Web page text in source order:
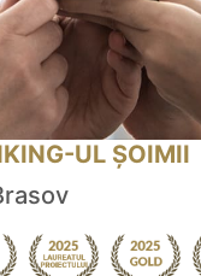
UL ȘOIMII